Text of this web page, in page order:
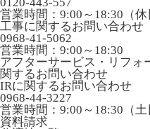
営業時間：9:00～18:30（休
工事に関するお問い合わせ
0968-41-5062
営業時間：9:00～18:30
アフターサービス・リフォ
関するお問い合わせ
IRに関するお問い合わせ
0968-44-3227
営業時間：9:00～18:30（土
資料請求